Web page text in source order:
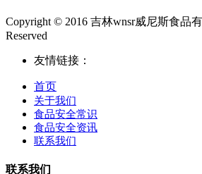
Copyright © 2016 吉林wnsr威尼斯食品
Reserved
友情链接：
首页
关于我们
食品安全常识
食品安全资讯
联系我们
联系我们